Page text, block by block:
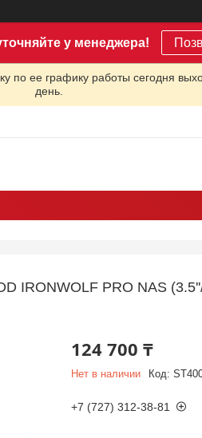
у менеджера!
по ее графику работы сегодня
день.
IRONWOLF PRO NAS
124 700 ₸
Нет в наличии Код:
+7 (727) 312-38-81